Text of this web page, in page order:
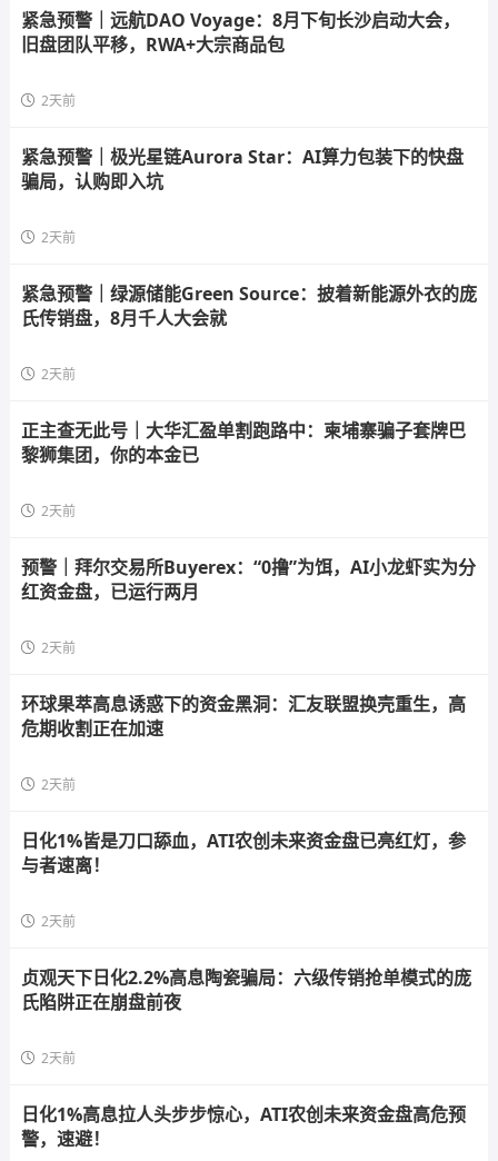
紧急预警｜远航DAO Voyage：8月下旬长沙启动大会，
旧盘团队平移，RWA+大宗商品包
2天前
紧急预警｜极光星链Aurora Star：AI算力包装下的快盘
骗局，认购即入坑
2天前
紧急预警｜绿源储能Green Source：披着新能源外衣的庞
氏传销盘，8月千人大会就
2天前
正主查无此号｜大华汇盈单割跑路中：柬埔寨骗子套牌巴
黎狮集团，你的本金已
2天前
预警｜拜尔交易所Buyerex：“0撸”为饵，AI小龙虾实为分
红资金盘，已运行两月
2天前
环球果萃高息诱惑下的资金黑洞：汇友联盟换壳重生，高
危期收割正在加速
2天前
日化1%皆是刀口舔血，ATI农创未来资金盘已亮红灯，参
与者速离！
2天前
贞观天下日化2.2%高息陶瓷骗局：六级传销抢单模式的庞
氏陷阱正在崩盘前夜
2天前
日化1%高息拉人头步步惊心，ATI农创未来资金盘高危预
警，速避！